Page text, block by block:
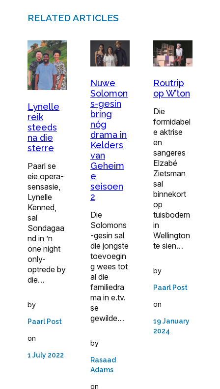
RELATED ARTICLES
Lynelle
reik
steeds
na die
sterre
Paarl se
eie opera-
sensasie,
Lynelle
Kenned,
sal
Sondagaa
nd in ’n
one night
only-
optrede by
die…
by
Paarl Post
on
1 July 2022
Nuwe
Solomon
s-gesin
bring
nóg
drama in
Kelders
van
Geheim
e
seisoen
2
Die
Solomons
-gesin sal
die jongste
toevoegin
g wees tot
al die
familiedra
ma in e.tv.
se
gewilde…
by
Rasaad
Adams
on
Routrip
op W’ton
Die
formidabel
e aktrise
en
sangeres
Elzabé
Zietsman
sal
binnekort
op
tuisbodem
in
Wellington
te sien…
by
Paarl Post
on
19 January
2024